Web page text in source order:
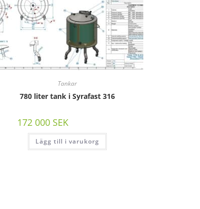
Tankar
780 liter tank i Syrafast 316
172 000 SEK
Lägg till i varukorg